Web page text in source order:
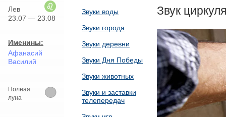
Лев
23.07 — 23.08
Именины:
Афанасий
Василий
Полная
луна
Звуки воды
Звуки города
Звуки деревни
Звуки Дня Победы
Звуки животных
Звуки и заставки
телепередач
Звук